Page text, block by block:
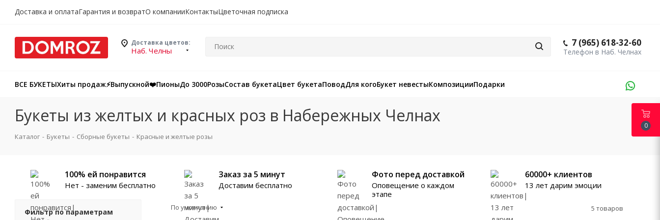
Доставка и оплатаГарантия и возвратО компанииКонтактыЦветочная подписка
Доставка цветов:
Наб. Челны
7 (965) 618-32-60
ВСЕ БУКЕТЫХиты продаж⚡Выпускной❤️ПионыДо 3000РозыСостав букетаЦвет букетаПоводДля когоБукет невестыКомпозицииПодарки
Букеты из желтых и красных роз в Набережных Челнах
Каталог - Букеты - Сборные букеты - Красные и желтые розы
100% ей понравится
Нет - заменим бесплатно
Заказ за 5 минут
Доставим бесплатно
Фото перед доставкой
Оповещение о каждом
этапе
60000+ клиентов
13 лет дарим эмоции
По умолчанию 5 товаров
Фильтр по параметрам
0